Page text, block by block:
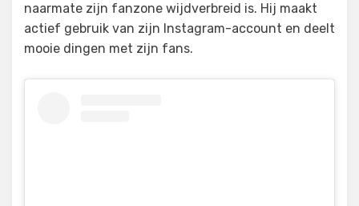
naarmate zijn fanzone wijdverbreid is. Hij maakt
actief gebruik van zijn Instagram-account en deelt
mooie dingen met zijn fans.